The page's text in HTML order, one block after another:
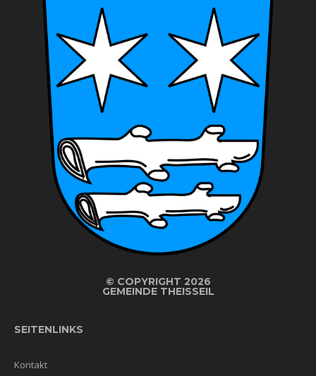
© COPYRIGHT 2026
GEMEINDE THEISSEIL
SEITENLINKS
Kontakt